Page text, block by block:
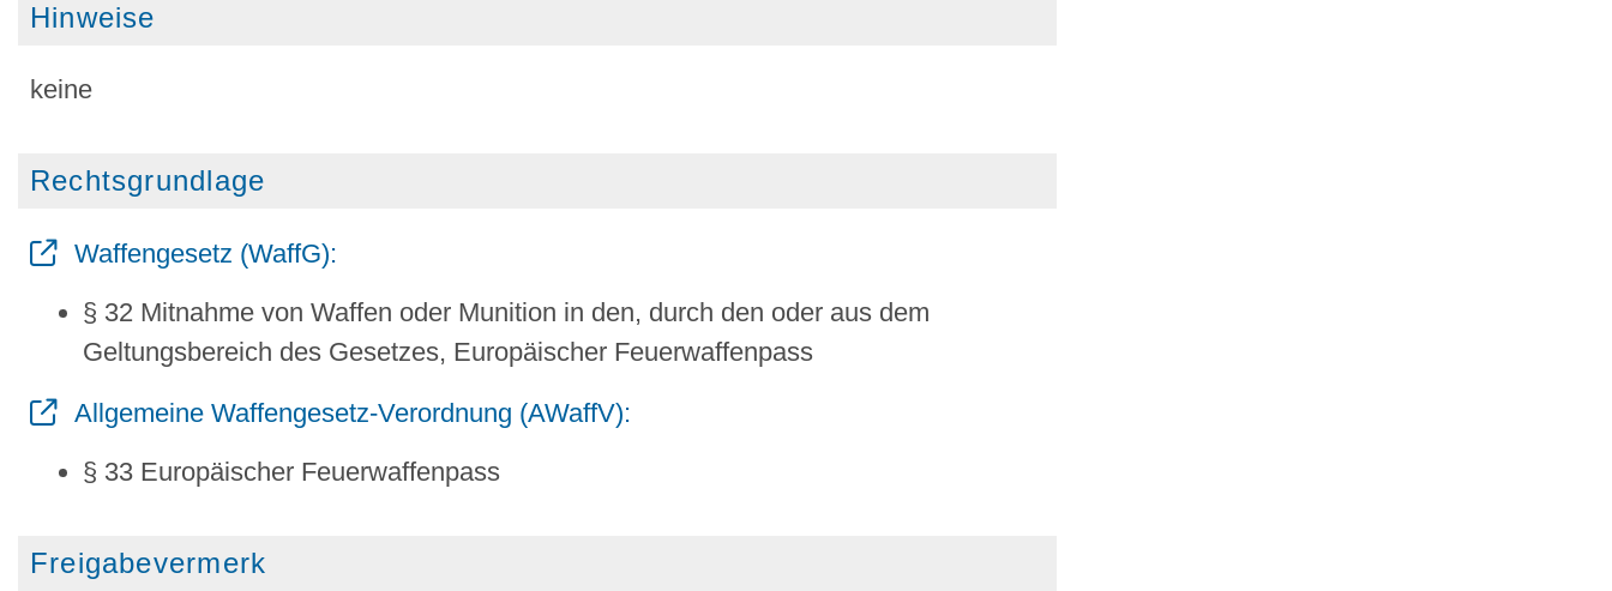
Hinweise
keine
Rechtsgrundlage
Waffengesetz (WaffG):
§ 32 Mitnahme von Waffen oder Munition in den, durch den oder aus dem
Geltungsbereich des Gesetzes, Europäischer Feuerwaffenpass
Allgemeine Waffengesetz-Verordnung (AWaffV):
§ 33 Europäischer Feuerwaffenpass
Freigabevermerk